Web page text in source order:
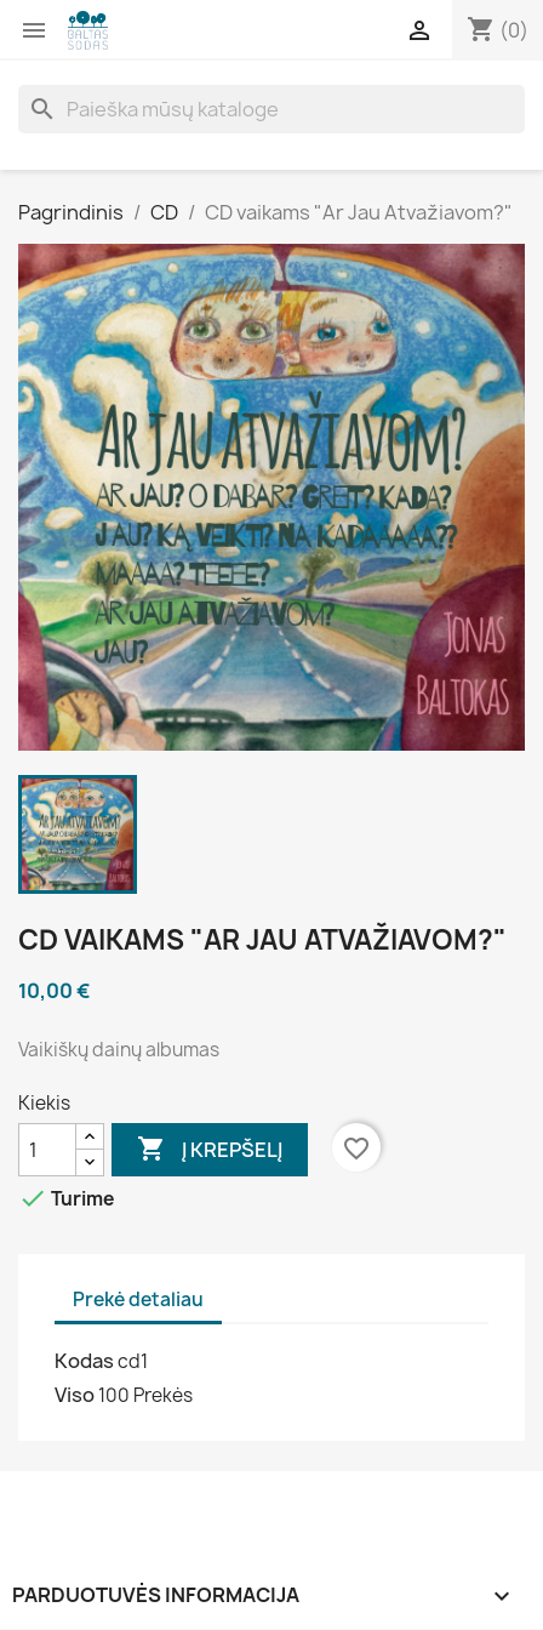
 shopping_cart (0)

search
Pagrindinis CD CD vaikams "Ar Jau Atvažiavom?"
CD VAIKAMS "AR JAU ATVAŽIAVOM?"
10,00 €
Vaikiškų dainų albumas
Kiekis
 Į KREPŠELĮ
favorite_border
 Turime
Prekė detaliau
Kodascd1
Viso100 Prekės
PARDUOTUVĖS INFORMACIJA keyboard_arrow_down